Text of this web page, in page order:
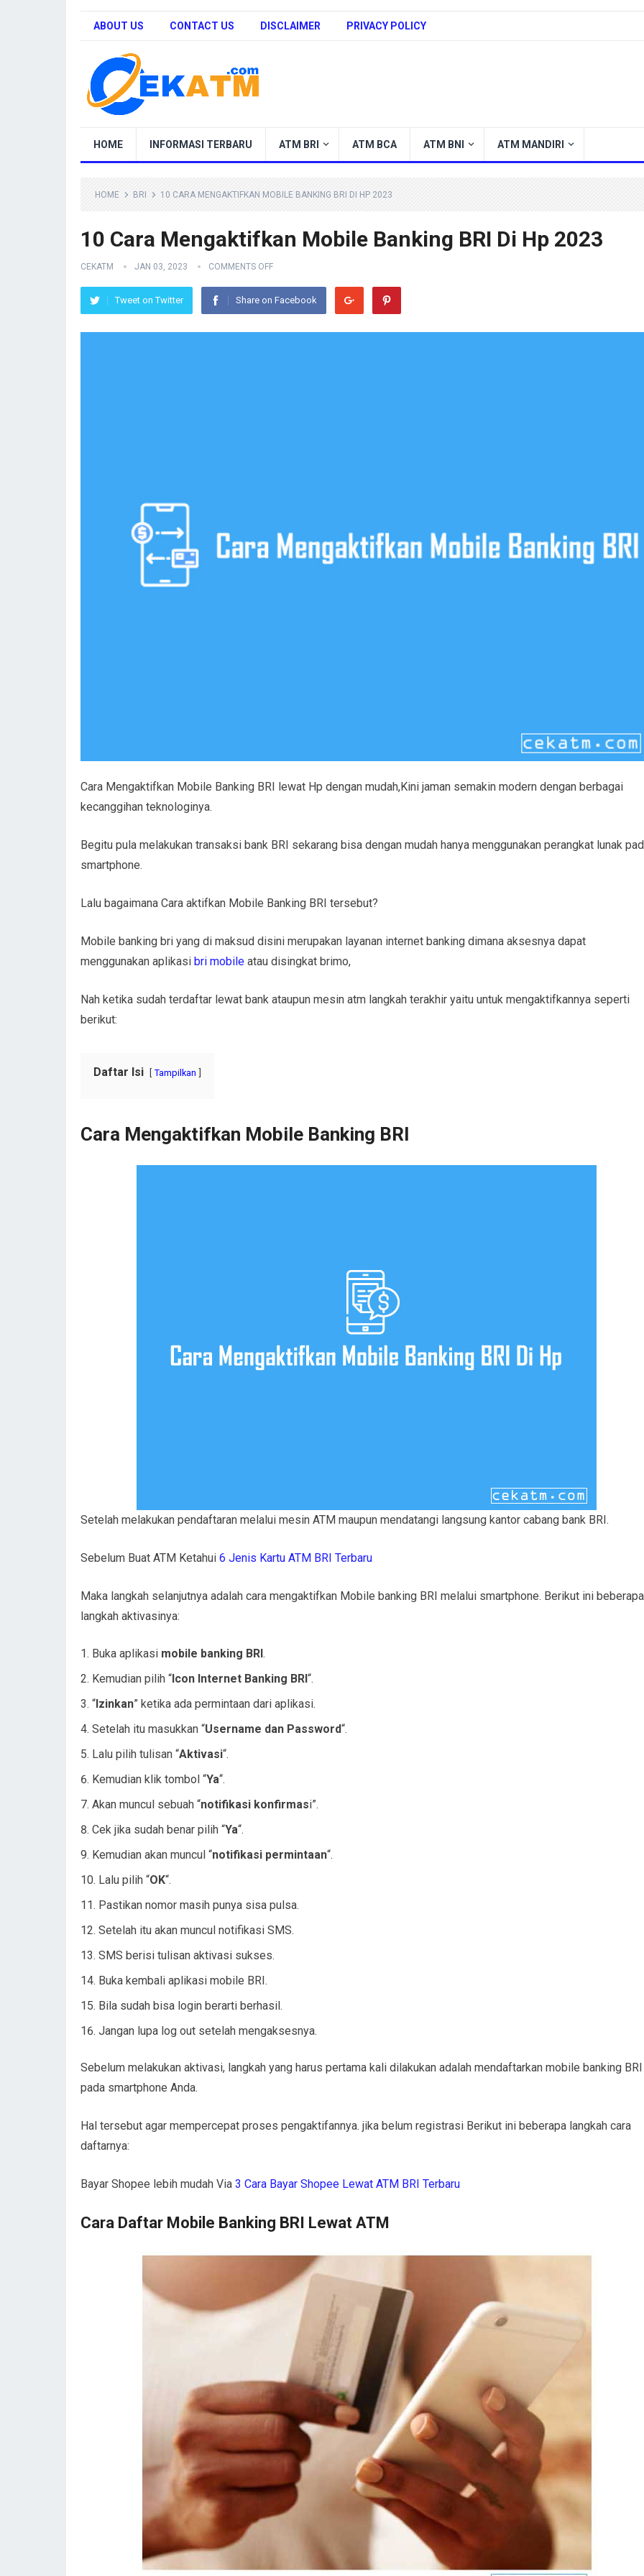
ABOUT US CONTACT US DISCLAIMER PRIVACY POLICY
HOME INFORMASI TERBARU ATM BRI ATM BCA ATM BNI ATM MANDIRI
HOME BRI 10 CARA MENGAKTIFKAN MOBILE BANKING BRI DI HP 2023
10 Cara Mengaktifkan Mobile Banking BRI Di Hp 2023
CEKATM JAN 03, 2023 COMMENTS OFF
Tweet on Twitter Share on Facebook
Cara Mengaktifkan Mobile Banking BRI lewat Hp dengan mudah,Kini jaman semakin modern dengan berbagai
kecanggihan teknologinya.
Begitu pula melakukan transaksi bank BRI sekarang bisa dengan mudah hanya menggunakan perangkat lunak
smartphone.
Lalu bagaimana Cara aktifkan Mobile Banking BRI tersebut?
Mobile banking bri yang di maksud disini merupakan layanan internet banking dimana aksesnya dapat
menggunakan aplikasi bri mobile atau disingkat brimo,
Nah ketika sudah terdaftar lewat bank ataupun mesin atm langkah terakhir yaitu untuk mengaktifkannya seperti
berikut:
Daftar Isi Tampilkan
Cara Mengaktifkan Mobile Banking BRI
Setelah melakukan pendaftaran melalui mesin ATM maupun mendatangi langsung kantor cabang bank BRI.
Sebelum Buat ATM Ketahui 6 Jenis Kartu ATM BRI Terbaru
Maka langkah selanjutnya adalah cara mengaktifkan Mobile banking BRI melalui smartphone. Berikut ini beberapa
langkah aktivasinya:
Buka aplikasi mobile banking BRI.
Kemudian pilih “Icon Internet Banking BRI“.
“Izinkan” ketika ada permintaan dari aplikasi.
Setelah itu masukkan “Username dan Password“.
Lalu pilih tulisan “Aktivasi“.
Kemudian klik tombol “Ya“.
Akan muncul sebuah “notifikasi konfirmasi”.
Cek jika sudah benar pilih “Ya“.
Kemudian akan muncul “notifikasi permintaan“.
Lalu pilih “OK“.
Pastikan nomor masih punya sisa pulsa.
Setelah itu akan muncul notifikasi SMS.
SMS berisi tulisan aktivasi sukses.
Buka kembali aplikasi mobile BRI.
Bila sudah bisa login berarti berhasil.
Jangan lupa log out setelah mengaksesnya.
Sebelum melakukan aktivasi, langkah yang harus pertama kali dilakukan adalah mendaftarkan mobile banking BRI
pada smartphone Anda.
Hal tersebut agar mempercepat proses pengaktifannya. jika belum registrasi Berikut ini beberapa langkah cara
daftarnya:
Bayar Shopee lebih mudah Via 3 Cara Bayar Shopee Lewat ATM BRI Terbaru
Cara Daftar Mobile Banking BRI Lewat ATM